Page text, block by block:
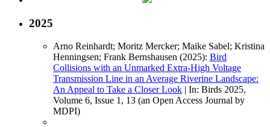
2025
Arno Reinhardt; Moritz Mercker; Maike Sabel; Kristina
Henningsen; Frank Bernshausen (2025): Bird
Collisions with an Unmarked Extra-High Voltage
Transmission Line in an Average Riverine Landscape:
An Appeal to Take a Closer Look | In: Birds 2025,
Volume 6, Issue 1, 13 (an Open Access Journal by
MDPI)